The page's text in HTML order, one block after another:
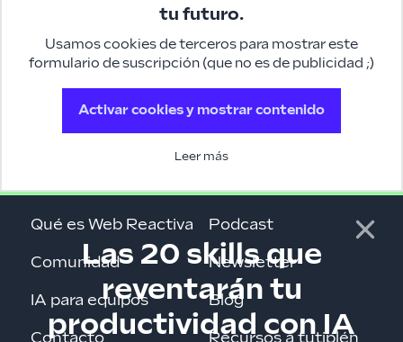
tu futuro.
Usamos cookies de terceros para mostrar este
formulario de suscripción (que no es de publicidad ;)
Activar cookies y mostrar contenido
Leer más
Las 20 skills que
reventarán tu
productividad con IA
Qué es Web Reactiva
Comunidad
IA para equipos
Contacto
Podcast
Newsletter
Blog
Recursos a tutiplén